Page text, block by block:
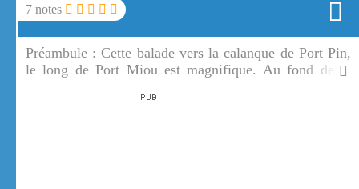
7 notes
Préambule :Cette balade vers la calanque de Port Pin,
le long de Port Miou est magnifique. Au fond de la